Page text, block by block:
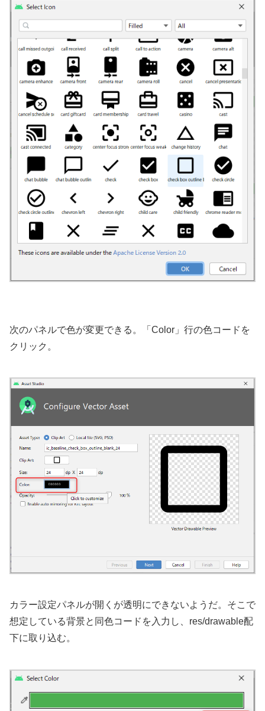
次のパネルで色が変更できる。「Color」行の色コードを
クリック。
カラー設定パネルが開くが透明にできないようだ。そこで
想定している背景と同色コードを入力し、res/drawable配
下に取り込む。